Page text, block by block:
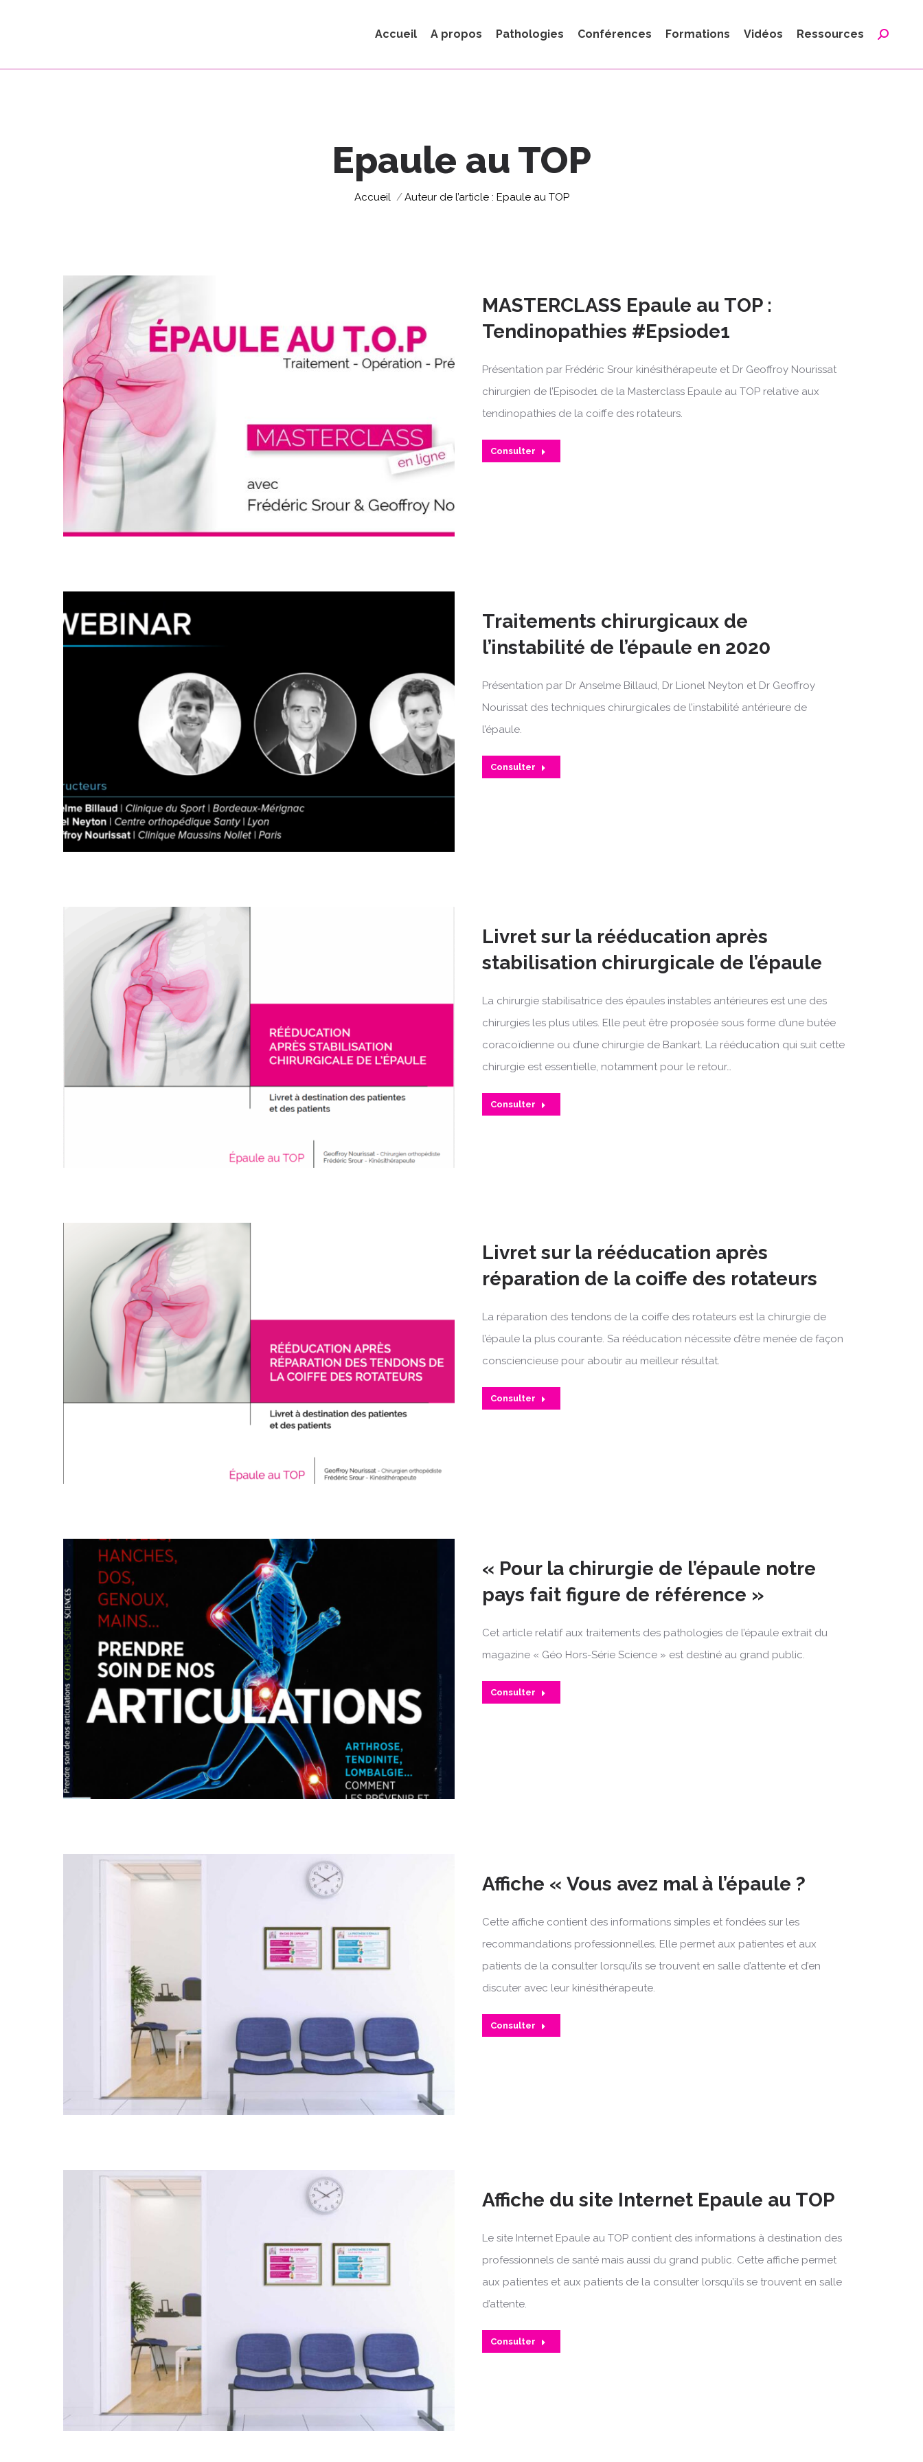
Accueil A propos Pathologies Conférences Formations Vidéos Ressources
Epaule au TOP
Vous êtes ici :
Accueil Auteur de l’article : Epaule au TOP
MASTERCLASS Epaule au TOP :
Tendinopathies #Epsiode1
Présentation par Frédéric Srour kinésithérapeute et Dr Geoffroy Nourissat
chirurgien de l’Episode1 de la Masterclass Epaule au TOP relative aux
tendinopathies de la coiffe des rotateurs.
Consulter
Traitements chirurgicaux de
l’instabilité de l’épaule en 2020
Présentation par Dr Anselme Billaud, Dr Lionel Neyton et Dr Geoffroy
Nourissat des techniques chirurgicales de l’instabilité antérieure de
l’épaule.
Consulter
Livret sur la rééducation après
stabilisation chirurgicale de l’épaule
La chirurgie stabilisatrice des épaules instables antérieures est une des
chirurgies les plus utiles. Elle peut être proposée sous forme d’une butée
coracoïdienne ou d’une chirurgie de Bankart. La rééducation qui suit cette
chirurgie est essentielle, notamment pour le retour…
Consulter
Livret sur la rééducation après
réparation de la coiffe des rotateurs
La réparation des tendons de la coiffe des rotateurs est la chirurgie de
l’épaule la plus courante. Sa rééducation nécessite d’être menée de façon
consciencieuse pour aboutir au meilleur résultat.
Consulter
« Pour la chirurgie de l’épaule notre
pays fait figure de référence »
Cet article relatif aux traitements des pathologies de l’épaule extrait du
magazine « Géo Hors-Série Science » est destiné au grand public.
Consulter
Affiche « Vous avez mal à l’épaule ?
Cette affiche contient des informations simples et fondées sur les
recommandations professionnelles. Elle permet aux patientes et aux
patients de la consulter lorsqu’ils se trouvent en salle d’attente et d’en
discuter avec leur kinésithérapeute.
Consulter
Affiche du site Internet Epaule au TOP
Le site Internet Epaule au TOP contient des informations à destination des
professionnels de santé mais aussi du grand public. Cette affiche permet
aux patientes et aux patients de la consulter lorsqu’ils se trouvent en salle
d’attente.
Consulter